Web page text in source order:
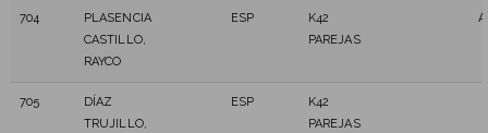
704
PLASENCIA
CASTILLO,
RAYCO
ESP
K42
PAREJAS
705
DÍAZ
TRUJILLO,
ESP
K42
PAREJAS